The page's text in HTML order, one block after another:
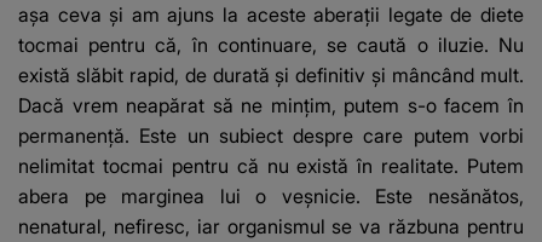
aşa ceva şi am ajuns la aceste aberaţii legate de diete
tocmai pentru că, în continuare, se caută o iluzie. Nu
există slăbit rapid, de durată şi definitiv şi mâncând mult.
Dacă vrem neapărat să ne minţim, putem s-o facem în
permanenţă. Este un subiect despre care putem vorbi
nelimitat tocmai pentru că nu există în realitate. Putem
abera pe marginea lui o veşnicie. Este nesănătos,
nenatural, nefiresc, iar organismul se va răzbuna pentru